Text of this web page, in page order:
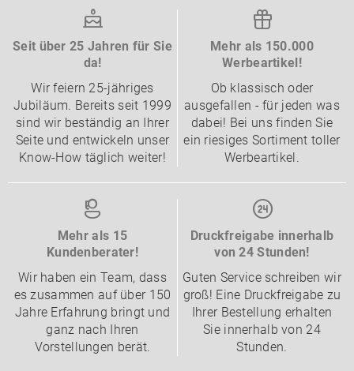
Seit über 25 Jahren für Sie
da!
Wir feiern 25-jähriges
Jubiläum. Bereits seit 1999
sind wir beständig an Ihrer
Seite und entwickeln unser
Know-How täglich weiter!
Mehr als 150.000
Werbeartikel!
Ob klassisch oder
ausgefallen - für jeden was
dabei! Bei uns finden Sie
ein riesiges Sortiment toller
Werbeartikel.
Mehr als 15
Kundenberater!
Wir haben ein Team, dass
es zusammen auf über 150
Jahre Erfahrung bringt und
ganz nach Ihren
Vorstellungen berät.
Druckfreigabe innerhalb
von 24 Stunden!
Guten Service schreiben wir
groß! Eine Druckfreigabe zu
Ihrer Bestellung erhalten
Sie innerhalb von 24
Stunden.